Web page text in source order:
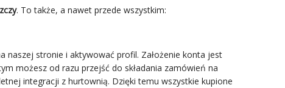
. To także, a nawet przede wszystkim:
naszej stronie i aktywować profil. Założenie konta jest
możesz od razu przejść do składania zamówień na
integracji z hurtownią. Dzięki temu wszystkie kupione